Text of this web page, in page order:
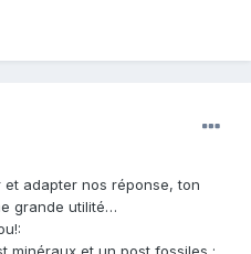
adapter nos réponse, ton
grande utilité…